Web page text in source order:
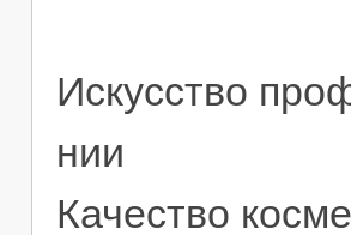
Искусство
нии
Качество